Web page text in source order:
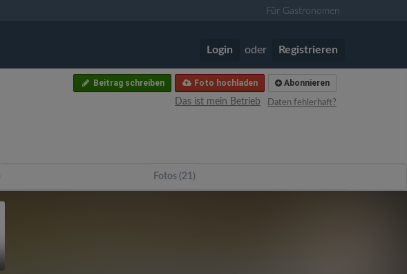
Für Gastronomen
Login oder Registrieren
Abonnieren
Foto hochladen
Beitrag schreiben
Daten fehlerhaft?
Das ist mein Betrieb
Fotos (21)